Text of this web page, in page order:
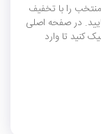
را با تخفیف
در صفحه اصلی
کنید تا وارد